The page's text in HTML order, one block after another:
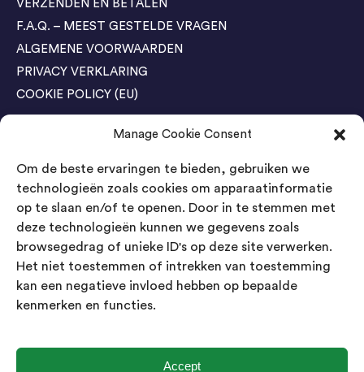
Manage Cookie Consent
Om de beste ervaringen te bieden, gebruiken we
technologieën zoals cookies om apparaatinformatie
op te slaan en/of te openen. Door in te stemmen met
deze technologieën kunnen we gegevens zoals
browsegedrag of unieke ID's op deze site verwerken.
Het niet toestemmen of intrekken van toestemming
kan een negatieve invloed hebben op bepaalde
kenmerken en functies.
Accept
VERZENDEN EN BETALEN
F.A.Q. – MEEST GESTELDE VRAGEN
ALGEMENE VOORWAARDEN
PRIVACY VERKLARING
COOKIE POLICY (EU)
Agenda Trade Shows
04-05 November / SVG FAIR Winterswijk
Bestel GRATIS kaarten
24-26 March / IAW Trade Fair - Cologne
Bestel GRATIS kaarten
Contact